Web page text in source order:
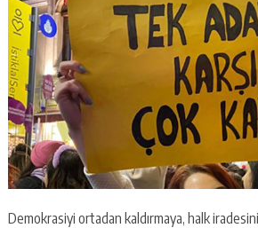
Demokrasiyi ortadan kaldırmaya, halk